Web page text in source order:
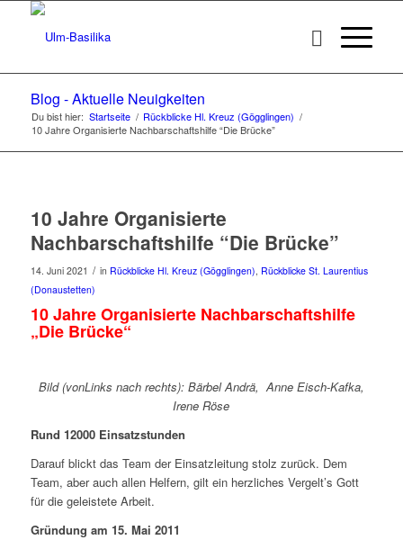
Blog - Aktuelle Neuigkeiten
Du bist hier: Startseite / Rückblicke Hl. Kreuz (Gögglingen) /
10 Jahre Organisierte Nachbarschaftshilfe “Die Brücke”
10 Jahre Organisierte
Nachbarschaftshilfe “Die Brücke”
14. Juni 2021 / in Rückblicke Hl. Kreuz (Gögglingen), Rückblicke St. Laurentius
(Donaustetten)
10 Jahre Organisierte Nachbarschaftshilfe
„Die Brücke“
Bild (vonLinks nach rechts): Bärbel Andrä, Anne Eisch-Kafka,
Irene Röse
Rund 12000 Einsatzstunden
Darauf blickt das Team der Einsatzleitung stolz zurück. Dem
Team, aber auch allen Helfern, gilt ein herzliches Vergelt’s Gott
für die geleistete Arbeit.
Gründung am 15. Mai 2011